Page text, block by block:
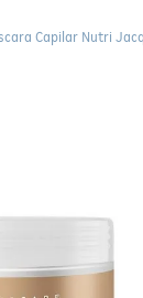
Capilar Nutri